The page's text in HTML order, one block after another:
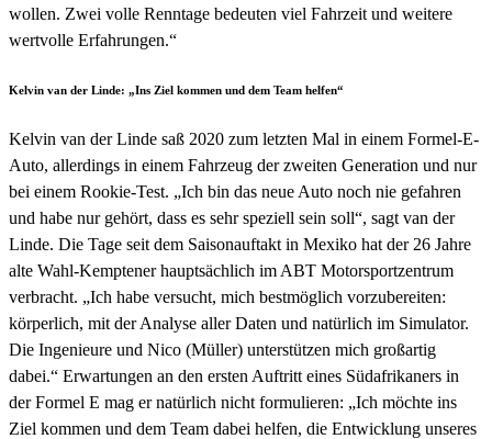
wollen. Zwei volle Renntage bedeuten viel Fahrzeit und weitere
wertvolle Erfahrungen.“
Kelvin van der Linde: „Ins Ziel kommen und dem Team helfen“
Kelvin van der Linde saß 2020 zum letzten Mal in einem Formel-E-
Auto, allerdings in einem Fahrzeug der zweiten Generation und nur
bei einem Rookie-Test. „Ich bin das neue Auto noch nie gefahren
und habe nur gehört, dass es sehr speziell sein soll“, sagt van der
Linde. Die Tage seit dem Saisonauftakt in Mexiko hat der 26 Jahre
alte Wahl-Kemptener hauptsächlich im ABT Motorsportzentrum
verbracht. „Ich habe versucht, mich bestmöglich vorzubereiten:
körperlich, mit der Analyse aller Daten und natürlich im Simulator.
Die Ingenieure und Nico (Müller) unterstützen mich großartig
dabei.“ Erwartungen an den ersten Auftritt eines Südafrikaners in
der Formel E mag er natürlich nicht formulieren: „Ich möchte ins
Ziel kommen und dem Team dabei helfen, die Entwicklung unseres